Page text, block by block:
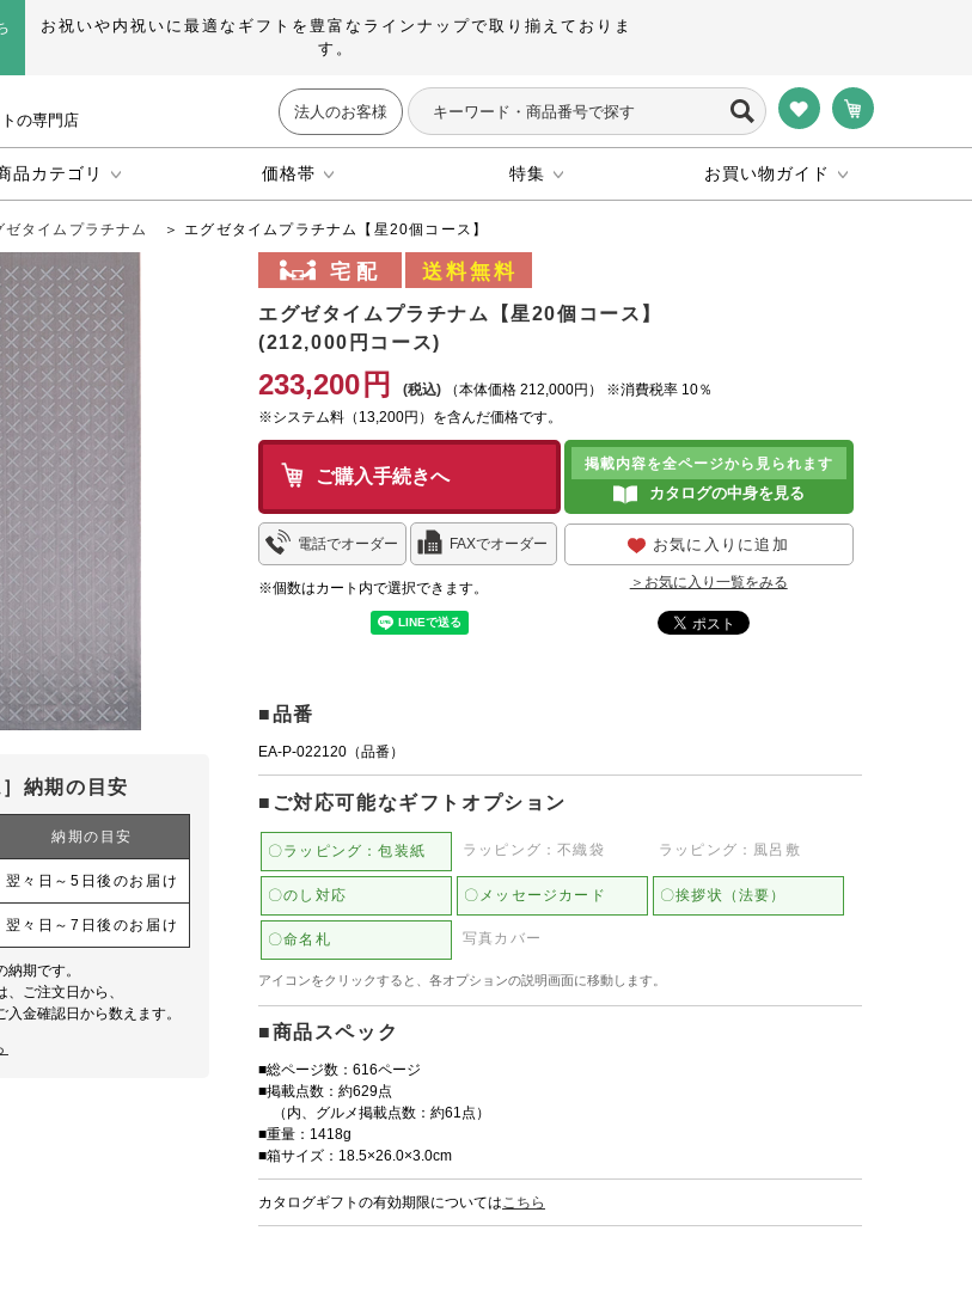
お祝いや内祝いに最適なギフトを豊富なラインナップで取り揃えておりま
す。
の専門店
法人のお客様
品カテゴリ 価格帯 特集 お買い物ガイド
ゼタイムプラチナム ＞ エグゼタイムプラチナム【星20個コース】
納期の目安
納期の目安
翌々日～5日後のお届け
翌々日～7日後のお届け
期です。
ご注文日から、
金確認日から数えます。
エグゼタイムプラチナム【星20個コース】
(212,000円コース)
233,200 円 （本体価格 212,000円）
※消費税率 10％
※システム料（13,200円）を含んだ価格です。
ご購入手続きへ
電話でオーダー FAXでオーダー
※個数はカート内で選択できます。
掲載内容を全ページから見られます
カタログの中身を見る
お気に入りに追加
＞お気に入り一覧をみる
■品番
EA-P-022120（品番）
■ご対応可能なギフトオプション
〇ラッピング：包装紙 ラッピング：不織袋 ラッピング：風呂敷
〇のし対応 〇メッセージカード 〇挨拶状（法要）
〇命名札 写真カバー
アイコンをクリックすると、各オプションの説明画面に移動します。
■商品スペック
■総ページ数：616ページ
■掲載点数：約629点
（内、グルメ掲載点数：約61点）
■重量：1418g
■箱サイズ：18.5×26.0×3.0cm
カタログギフトの有効期限についてはこちら